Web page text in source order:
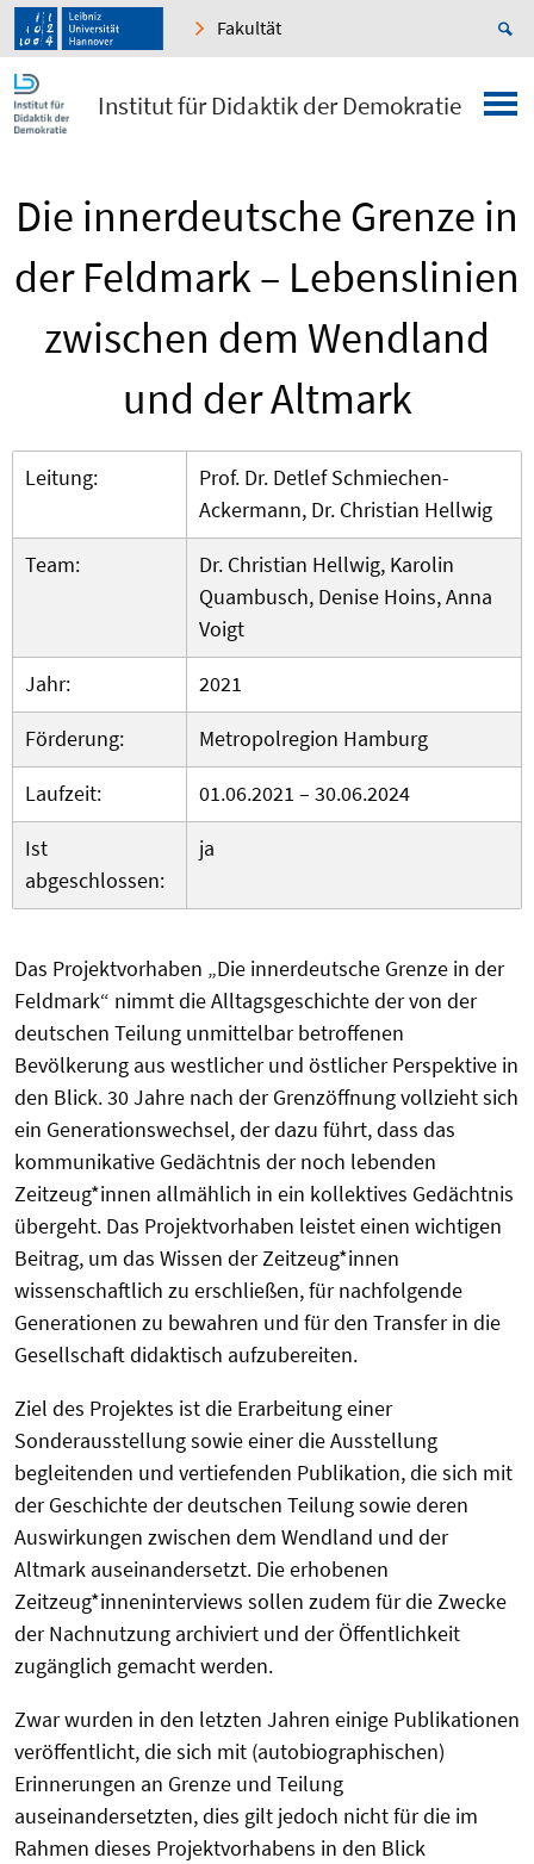
Fakultät
Institut für Didaktik der Demokratie
Die innerdeutsche Grenze in
der Feldmark – Lebenslinien
zwischen dem Wendland
und der Altmark
Leitung:
Prof. Dr. Detlef Schmiechen-
Ackermann, Dr. Christian Hellwig
Team:
Dr. Christian Hellwig, Karolin
Quambusch, Denise Hoins, Anna
Voigt
Jahr:
2021
Förderung:
Metropolregion Hamburg
Laufzeit:
01.06.2021 – 30.06.2024
Ist
abgeschlossen:
ja
Das Projektvorhaben „Die innerdeutsche Grenze in der
Feldmark“ nimmt die Alltagsgeschichte der von der
deutschen Teilung unmittelbar betroffenen
Bevölkerung aus westlicher und östlicher Perspektive in
den Blick. 30 Jahre nach der Grenzöffnung vollzieht sich
ein Generationswechsel, der dazu führt, dass das
kommunikative Gedächtnis der noch lebenden
Zeitzeug*innen allmählich in ein kollektives Gedächtnis
übergeht. Das Projektvorhaben leistet einen wichtigen
Beitrag, um das Wissen der Zeitzeug*innen
wissenschaftlich zu erschließen, für nachfolgende
Generationen zu bewahren und für den Transfer in die
Gesellschaft didaktisch aufzubereiten.
Ziel des Projektes ist die Erarbeitung einer
Sonderausstellung sowie einer die Ausstellung
begleitenden und vertiefenden Publikation, die sich mit
der Geschichte der deutschen Teilung sowie deren
Auswirkungen zwischen dem Wendland und der
Altmark auseinandersetzt. Die erhobenen
Zeitzeug*inneninterviews sollen zudem für die Zwecke
der Nachnutzung archiviert und der Öffentlichkeit
zugänglich gemacht werden.
Zwar wurden in den letzten Jahren einige Publikationen
veröffentlicht, die sich mit (autobiographischen)
Erinnerungen an Grenze und Teilung
auseinandersetzten, dies gilt jedoch nicht für die im
Rahmen dieses Projektvorhabens in den Blick